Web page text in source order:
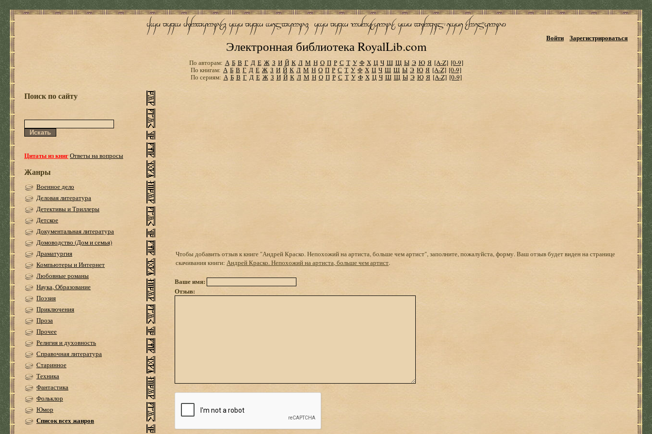
Электронная библиотека RoyalLib.com
Войти Зарегистрироваться
По авторам: А Б В Г Д Е Ж З И Й К Л М Н О П Р С Т У Ф Х Ц Ч Ш Щ Ы Э Ю Я [A-Z] [0-9]
По книгам: А Б В Г Д Е Ж З И Й К Л М Н О П Р С Т У Ф Х Ц Ч Ш Щ Ы Э Ю Я [A-Z] [0-9]
По сериям: А Б В Г Д Е Ж З И Й К Л М Н О П Р С Т У Ф Х Ц Ч Ш Щ Ы Э Ю Я [A-Z] [0-9]
Поиск по сайту
Цитаты из книгОтветы на вопросы
Жанры
Военное дело
Деловая литература
Детективы и Триллеры
Детское
Документальная литература
Домоводство (Дом и семья)
Драматургия
Компьютеры и Интернет
Любовные романы
Наука, Образование
Поэзия
Приключения
Проза
Прочее
Религия и духовность
Справочная литература
Старинное
Техника
Фантастика
Фольклор
Юмор
Список всех жанров
Чтобы добавить отзыв к книге "Андрей Краско. Непохожий на артиста, больше чем артист", заполните, пожалуйста, форму. Ваш отзыв будет виден на странице
скачивания книги: Андрей Краско. Непохожий на артиста, больше чем артист.
Ваше имя:
Отзыв: